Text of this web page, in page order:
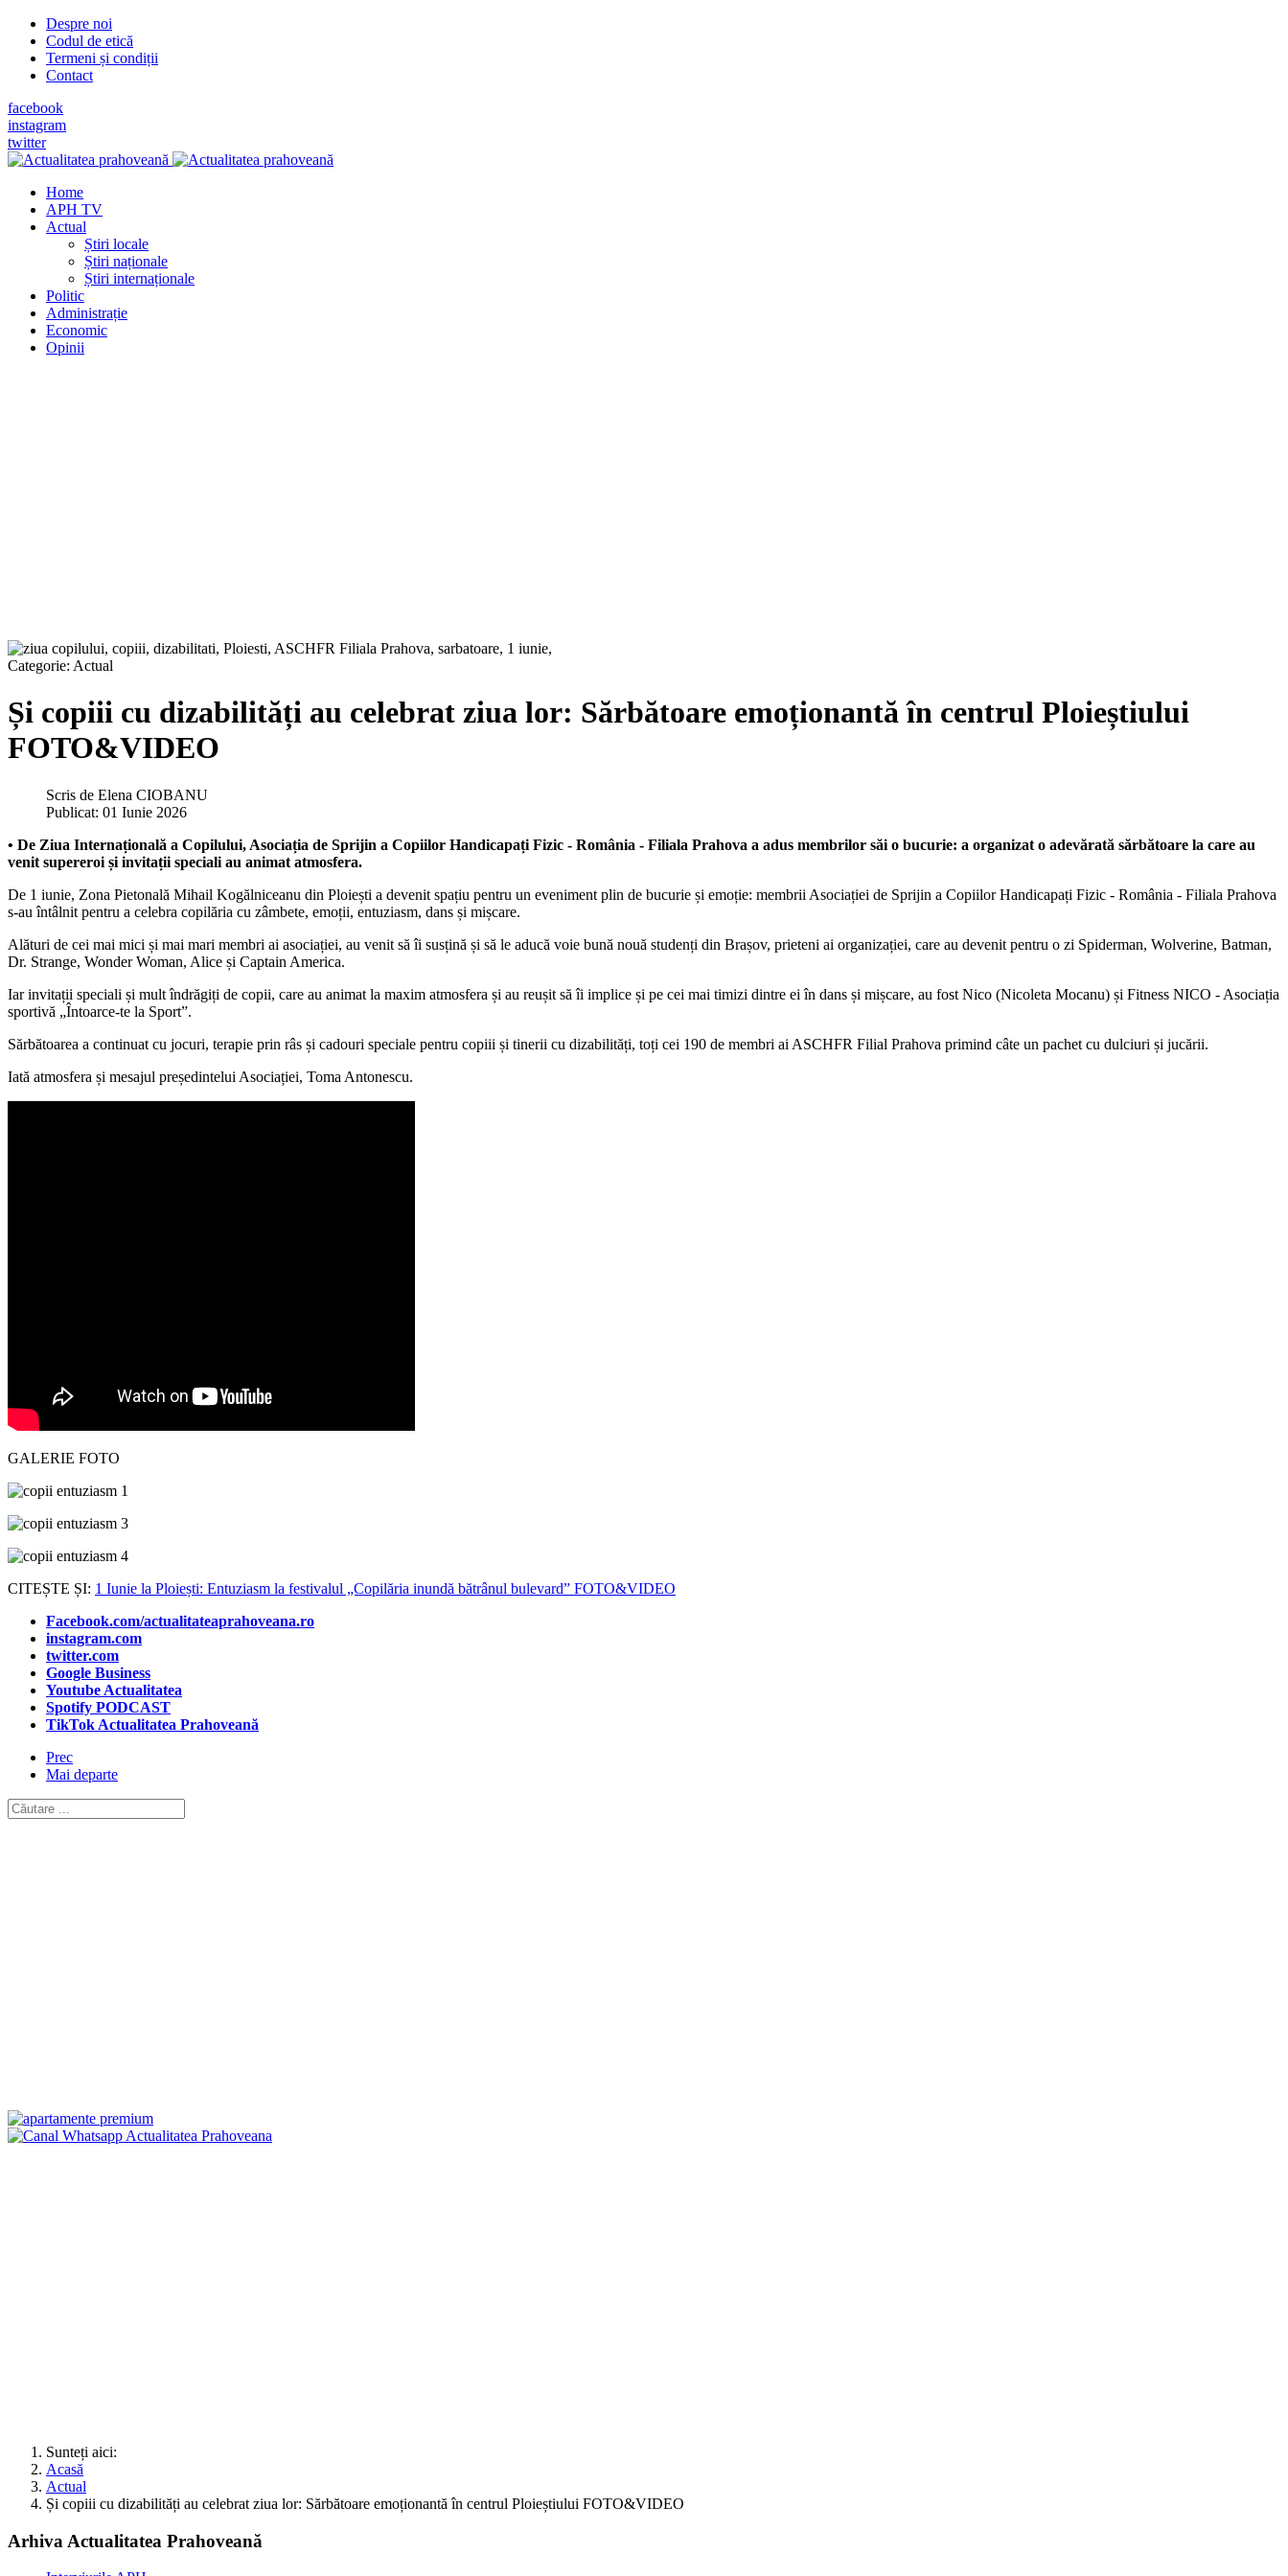
Despre noi
Codul de etică
Termeni și condiții
Contact
facebook
instagram
twitter
Home
APH TV
Actual
Știri locale
Știri naționale
Știri internaționale
Politic
Administrație
Economic
Opinii
Categorie: Actual
Și copiii cu dizabilități au celebrat ziua lor: Sărbătoare emoționantă în centrul Ploieștiului
FOTO&VIDEO
Scris de Elena CIOBANU
Publicat: 01 Iunie 2026
• De Ziua Internațională a Copilului, Asociația de Sprijin a Copiilor Handicapați Fizic - România - Filiala Prahova a adus membrilor săi o bucurie: a organizat o adevărată sărbătoare la care au
venit supereroi și invitații speciali au animat atmosfera.
De 1 iunie, Zona Pietonală Mihail Kogălniceanu din Ploiești a devenit spațiu pentru un eveniment plin de bucurie și emoție: membrii Asociației de Sprijin a Copiilor Handicapați Fizic - România - Filiala Prahova
s-au întâlnit pentru a celebra copilăria cu zâmbete, emoții, entuziasm, dans și mișcare.
Alături de cei mai mici și mai mari membri ai asociației, au venit să îi susțină și să le aducă voie bună nouă studenți din Brașov, prieteni ai organizației, care au devenit pentru o zi Spiderman, Wolverine, Batman,
Dr. Strange, Wonder Woman, Alice și Captain America.
Iar invitații speciali și mult îndrăgiți de copii, care au animat la maxim atmosfera și au reușit să îi implice și pe cei mai timizi dintre ei în dans și mișcare, au fost Nico (Nicoleta Mocanu) și Fitness NICO - Asociația
sportivă „Întoarce-te la Sport”.
Sărbătoarea a continuat cu jocuri, terapie prin râs și cadouri speciale pentru copiii și tinerii cu dizabilități, toți cei 190 de membri ai ASCHFR Filial Prahova primind câte un pachet cu dulciuri și jucării.
Iată atmosfera și mesajul președintelui Asociației, Toma Antonescu.
GALERIE FOTO
CITEȘTE ȘI: 1 Iunie la Ploiești: Entuziasm la festivalul „Copilăria inundă bătrânul bulevard” FOTO&VIDEO
Facebook.com/actualitateaprahoveana.ro
instagram.com
twitter.com
Google Business
Youtube Actualitatea
Spotify PODCAST
TikTok Actualitatea Prahoveană
Prec
Mai departe
Sunteți aici:
Acasă
Actual
Și copiii cu dizabilități au celebrat ziua lor: Sărbătoare emoționantă în centrul Ploieștiului FOTO&VIDEO
Arhiva Actualitatea Prahoveană